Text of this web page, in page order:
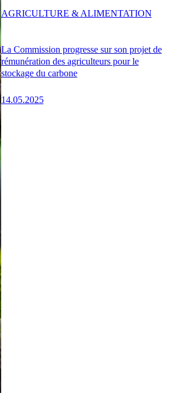
La Commission progresse sur son projet de
rémunération des agriculteurs pour le
stockage du carbone
14.05.2025
AGRICULTURE & ALIMENTATION